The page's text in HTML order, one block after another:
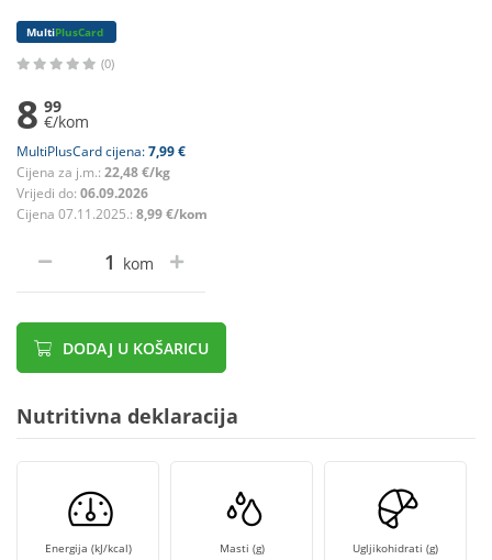
MultiPlusCard
(0)
8 99
€/kom
MultiPlusCard cijena:7,99 €
Cijena za j.m.: 22,48 €/kg
Vrijedi do: 06.09.2026
Cijena 07.11.2025.: 8,99 €/kom
kom
DODAJ U KOŠARICU
Nutritivna deklaracija
Energija (kJ/kcal) Masti (g) Ugljikohidrati (g)